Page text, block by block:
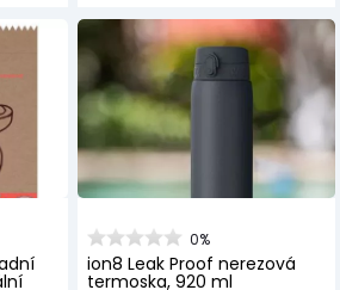
0%
ion8 Leak Proof nerezová
termoska, 920 ml